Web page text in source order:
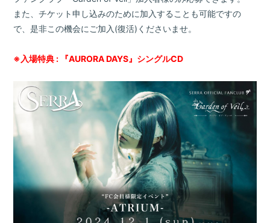
また、チケット申し込みのために加入することも可能ですの
で、是非この機会にご加入(復活)くださいませ。
※入場特典 : 『AURORA DAYS』シングルCD